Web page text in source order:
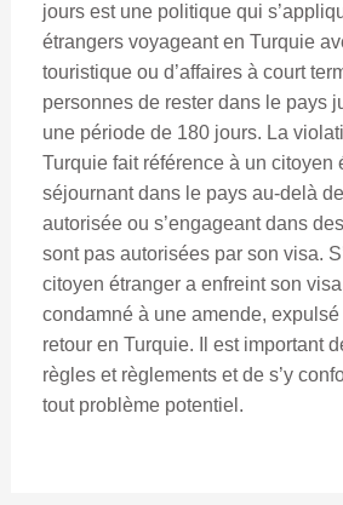
jours est une politique qui
étrangers voyageant en Turquie
touristique ou d’affaires à court
personnes de rester dans le pays
une période de 180 jours. La
Turquie fait référence à un citoyen
séjournant dans le pays au-delà
autorisée ou s’engageant dans
sont pas autorisées par son visa.
citoyen étranger a enfreint son
condamné à une amende,
retour en Turquie. Il est important
règles et règlements et de s’y
tout problème potentiel.